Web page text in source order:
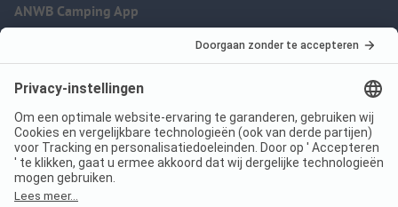
ANWB Camping App
Imprint
Jouw privacy
Voorwaarden
Wet digitale diensten